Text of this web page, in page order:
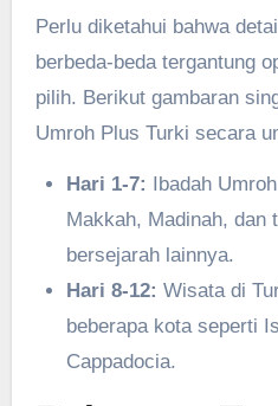
Perlu diketahui bahwa
berbeda-beda tergantung
pilih. Berikut gambaran
Umroh Plus Turki secara
Hari 1-7: Ibadah
Makkah, Madinah, dan
bersejarah lainnya.
Hari 8-12: Wisata di
beberapa kota seperti
Cappadocia.